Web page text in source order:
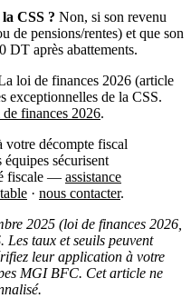
CSS ? Non, si son revenu
de pensions/rentes) et que son
DT après abattements.
loi de finances 2026 (article
exceptionnelles de la CSS.
finances 2026.
votre décompte fiscal
sécurisent
fiscale — assistance
· nous contacter.
2025 (loi de finances 2026,
taux et seuils peuvent
leur application à votre
MGI BFC. Cet article ne